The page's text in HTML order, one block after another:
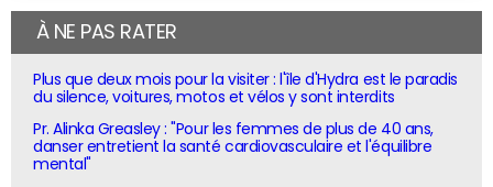
À NE PAS RATER
Plus que deux mois pour la visiter : l'île d'Hydra est le paradis
du silence, voitures, motos et vélos y sont interdits
Pr. Alinka Greasley : "Pour les femmes de plus de 40 ans,
danser entretient la santé cardiovasculaire et l'équilibre
mental"